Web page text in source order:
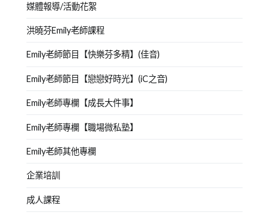
媒體報導/活動花絮
洪曉芬Emily老師課程
Emily老師節目【快樂芬多精】(佳音)
Emily老師節目【戀戀好時光】(iC之音)
Emily老師專欄【成長大件事】
Emily老師專欄【職場微私塾】
Emily老師其他專欄
企業培訓
成人課程